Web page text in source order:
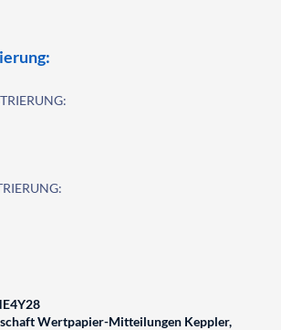
Wertpapier-Mitteilungen Keppler,